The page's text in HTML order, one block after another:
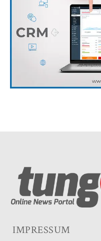
IMPRESSUM